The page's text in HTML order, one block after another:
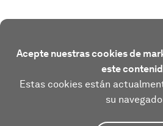
Acepte nuestras cookies de
este
Estas cookies están
su